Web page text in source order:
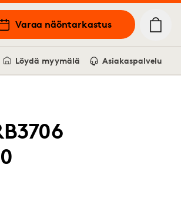
Varaa näöntarkastus
Löydä myymälä Asiakaspalvelu